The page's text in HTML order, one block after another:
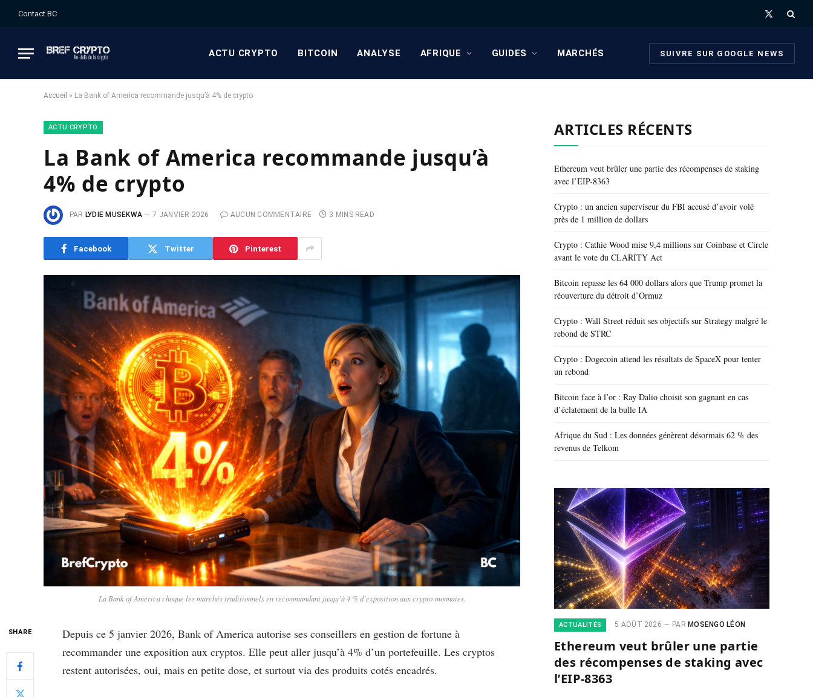
Contact BC
X
ACTU CRYPTO BITCOIN ANALYSE AFRIQUE GUIDES MARCHÉS SUIVRE SUR GOOGLE NEWS
Accueil » La Bank of America recommande jusqu’à 4% de crypto
ACTU CRYPTO
La Bank of America recommande jusqu’à
4% de crypto
PAR LYDIE MUSEKWA 7 JANVIER 2026 AUCUN COMMENTAIRE 3 MINS READ
Facebook Twitter Pinterest
La Bank of America choque les marchés traditionnels en recommandant jusqu’à 4 % d’exposition aux crypto-monnaies.
SHARE
Depuis ce 5 janvier 2026, Bank of America autorise ses conseillers en gestion de fortune à
recommander une exposition aux cryptos. Elle peut aller jusqu’à 4% d’un portefeuille. Les cryptos
restent autorisées, oui, mais en petite dose, et surtout via des produits cotés encadrés.
ARTICLES RÉCENTS
Ethereum veut brûler une partie des récompenses de staking
avec l’EIP-8363
Crypto : un ancien superviseur du FBI accusé d’avoir volé
près de 1 million de dollars
Crypto : Cathie Wood mise 9,4 millions sur Coinbase et Circle
avant le vote du CLARITY Act
Bitcoin repasse les 64 000 dollars alors que Trump promet la
réouverture du détroit d’Ormuz
Crypto : Wall Street réduit ses objectifs sur Strategy malgré le
rebond de STRC
Crypto : Dogecoin attend les résultats de SpaceX pour tenter
un rebond
Bitcoin face à l’or : Ray Dalio choisit son gagnant en cas
d’éclatement de la bulle IA
Afrique du Sud : Les données génèrent désormais 62 % des
revenus de Telkom
ACTUALITÉS 5 AOÛT 2026 PAR MOSENGO LÉON
Ethereum veut brûler une partie
des récompenses de staking avec
l’EIP-8363